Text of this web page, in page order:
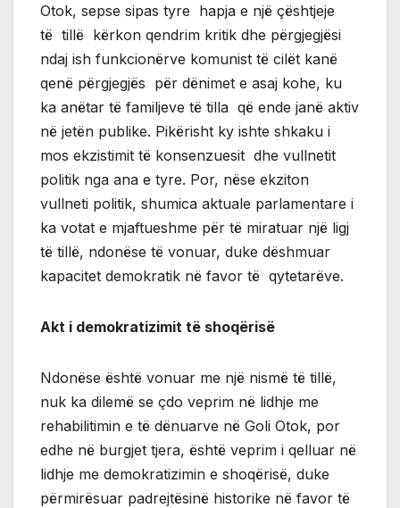
Otok, sepse sipas tyre hapja e një çështjeje
të tillë kërkon qendrim kritik dhe përgjegjësi
ndaj ish funkcionërve komunist të cilët kanë
qenë përgjegjës për dënimet e asaj kohe, ku
ka anëtar të familjeve të tilla që ende janë aktiv
në jetën publike. Pikërisht ky ishte shkaku i
mos ekzistimit të konsenzuesit dhe vullnetit
politik nga ana e tyre. Por, nëse ekziton
vullneti politik, shumica aktuale parlamentare i
ka votat e mjaftueshme për të miratuar një ligj
të tillë, ndonëse të vonuar, duke dëshmuar
kapacitet demokratik në favor të qytetarëve.
Akt i demokratizimit të shoqërisë
Ndonëse është vonuar me një nismë të tillë,
nuk ka dilemë se çdo veprim në lidhje me
rehabilitimin e të dënuarve në Goli Otok, por
edhe në burgjet tjera, është veprim i qelluar në
lidhje me demokratizimin e shoqërisë, duke
përmirësuar padrejtësinë historike në favor të